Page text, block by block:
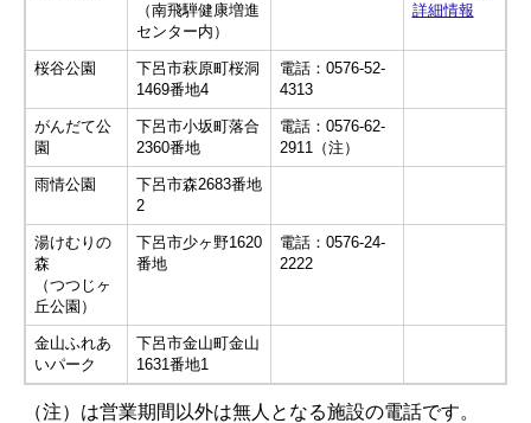
（南飛騨健康増進
センター内）
詳細情報
桜谷公園
下呂市萩原町桜洞
1469番地4
電話：0576-52-
4313
がんだて公
園
下呂市小坂町落合
2360番地
電話：0576-62-
2911（注）
雨情公園
下呂市森2683番地
2
湯けむりの
森
（つつじヶ
丘公園）
下呂市少ヶ野1620
番地
電話：0576-24-
2222
金山ふれあ
いパーク
下呂市金山町金山
1631番地1
（注）は営業期間以外は無人となる施設の電話です。